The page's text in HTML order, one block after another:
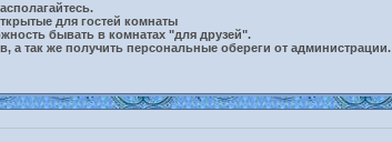
для гостей комнаты
бывать в комнатах "для друзей".
так же получить персональные обереги от администрации.